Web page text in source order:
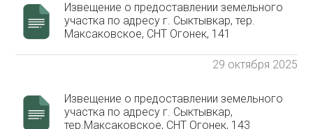
Извещение о предоставлении земельного
участка по адресу г. Сыктывкар, тер.
Максаковское, СНТ Огонек, 141
29 октября 2025
Извещение о предоставлении земельного
участка по адресу г. Сыктывкар,
тер.Максаковское, СНТ Огонек, 143